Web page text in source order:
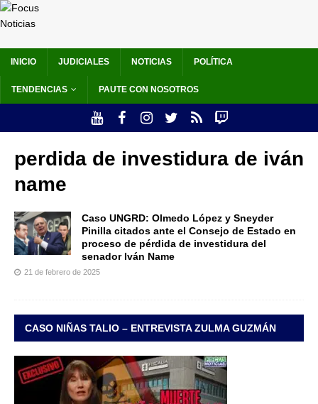
INICIO JUDICIALES NOTICIAS POLÍTICA
TENDENCIAS PAUTE CON NOSOTROS
perdida de investidura de iván
name
Caso UNGRD: Olmedo López y Sneyder
Pinilla citados ante el Consejo de Estado en
proceso de pérdida de investidura del
senador Iván Name
21 de febrero de 2025
CASO NIÑAS TALIO – ENTREVISTA ZULMA GUZMÁN